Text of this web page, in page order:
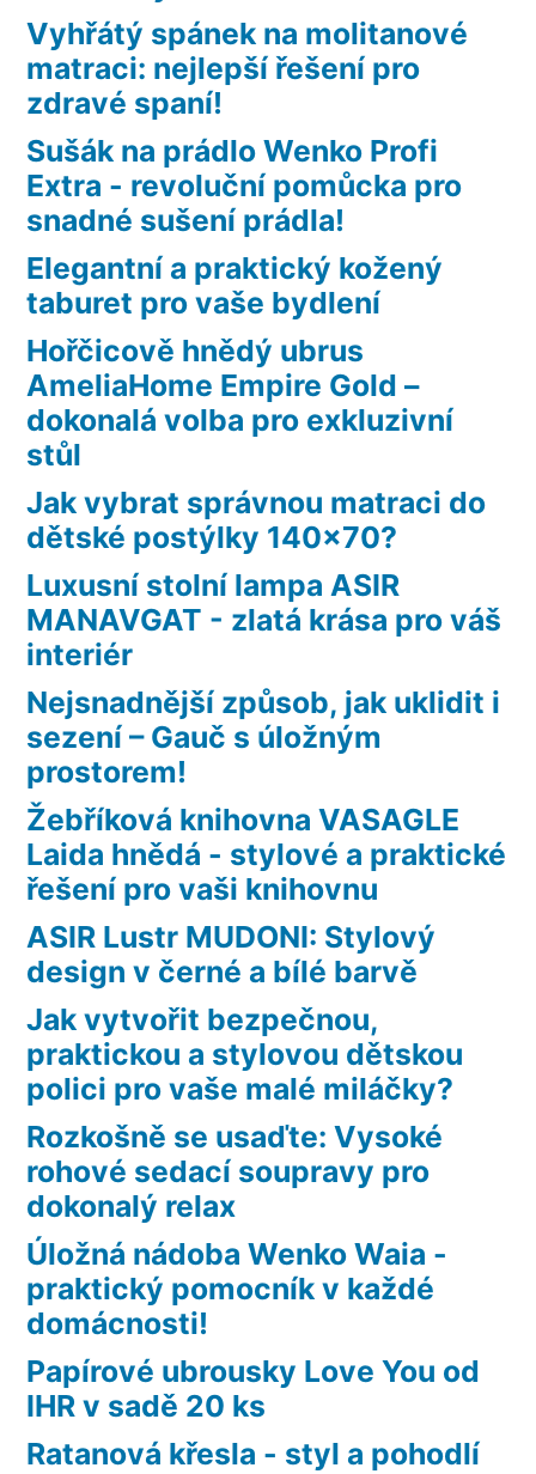
Vyhřátý spánek na molitanové
matraci: nejlepší řešení pro
zdravé spaní!
Sušák na prádlo Wenko Profi
Extra - revoluční pomůcka pro
snadné sušení prádla!
Elegantní a praktický kožený
taburet pro vaše bydlení
Hořčicově hnědý ubrus
AmeliaHome Empire Gold –
dokonalá volba pro exkluzivní
stůl
Jak vybrat správnou matraci do
dětské postýlky 140×70?
Luxusní stolní lampa ASIR
MANAVGAT - zlatá krása pro váš
interiér
Nejsnadnější způsob, jak uklidit i
sezení – Gauč s úložným
prostorem!
Žebříková knihovna VASAGLE
Laida hnědá - stylové a praktické
řešení pro vaši knihovnu
ASIR Lustr MUDONI: Stylový
design v černé a bílé barvě
Jak vytvořit bezpečnou,
praktickou a stylovou dětskou
polici pro vaše malé miláčky?
Rozkošně se usaďte: Vysoké
rohové sedací soupravy pro
dokonalý relax
Úložná nádoba Wenko Waia -
praktický pomocník v každé
domácnosti!
Papírové ubrousky Love You od
IHR v sadě 20 ks
Ratanová křesla - styl a pohodlí